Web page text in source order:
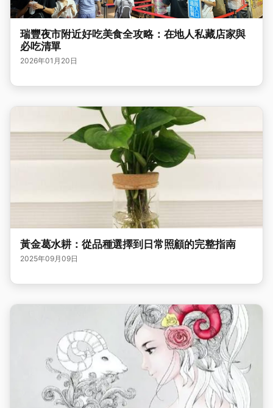
瑞豐夜市附近好吃美食全攻略：在地人私藏店家與
必吃清單
2026年01月20日
黃金葛水耕：從品種選擇到日常照顧的完整指南
2025年09月09日